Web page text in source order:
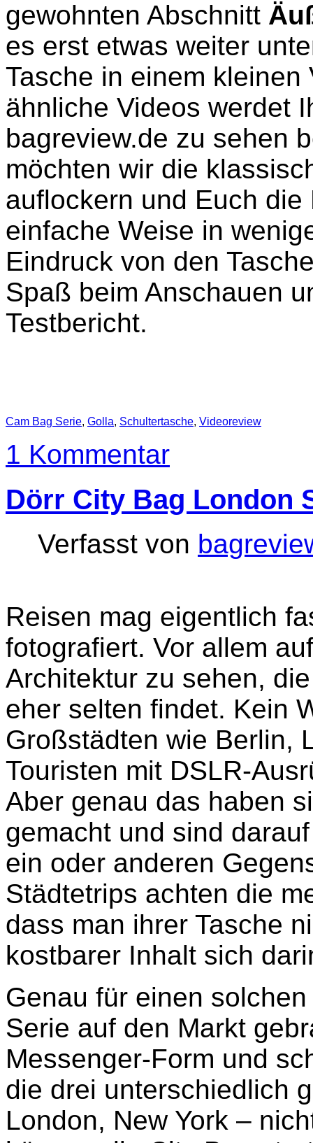
gewohnten Abschnitt
es erst etwas weiter
Tasche in einem
ähnliche Videos werdet
bagreview.de zu sehen
möchten wir die
auflockern und Euch
einfache Weise in
Eindruck von den
Spaß beim Anschauen
Testbericht.
Cam Bag Serie, Golla, Schultertasche, Videoreview
1 Kommentar
Dörr City Bag London
Verfasst von
Reisen mag eigentlich
fotografiert. Vor allem
Architektur zu sehen,
eher selten findet. Kein
Großstädten wie Berlin,
Touristen mit DSLR-
Aber genau das haben
gemacht und sind
ein oder anderen
Städtetrips achten die
dass man ihrer Tasche
kostbarer Inhalt sich
Genau für einen
Serie auf den Markt
Messenger-Form und
die drei unterschiedlich
London, New York –